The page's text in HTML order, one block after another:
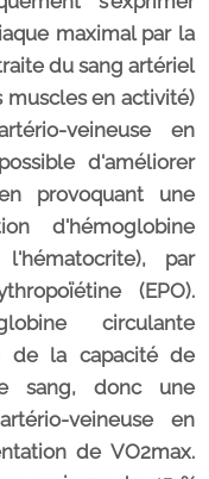
maximal par la
du sang artériel
muscles en activité)
veineuse en
d'améliorer
provoquant une
d'hémoglobine
par
(EPO).
circulante
de la capacité de
sang, donc une
veineuse en
de VO2max.